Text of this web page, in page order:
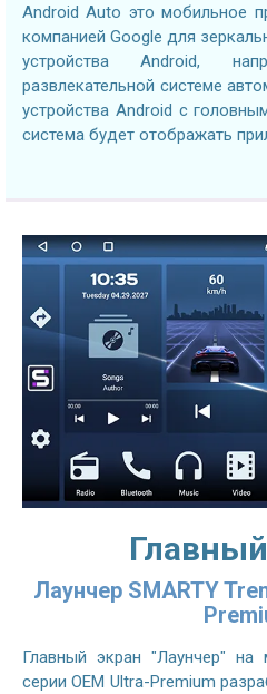
Android Auto это мобильное
компанией Google для
устройства Android,
развлекательной системе
устройства Android с
система будет отображать
Лаунчер SMARTY
Главный экран "Лаунчер" на
серии OEM Ultra-Premium